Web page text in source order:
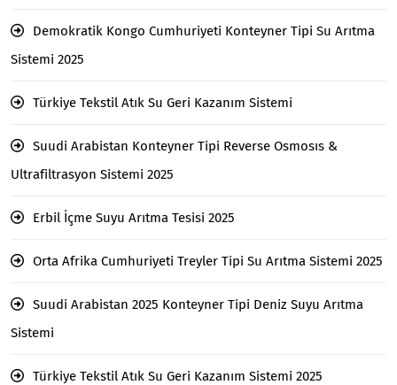
Demokratik Kongo Cumhuriyeti Konteyner Tipi Su Arıtma
Sistemi 2025
Türkiye Tekstil Atık Su Geri Kazanım Sistemi
Suudi Arabistan Konteyner Tipi Reverse Osmosıs &
Ultrafiltrasyon Sistemi 2025
Erbil İçme Suyu Arıtma Tesisi 2025
Orta Afrika Cumhuriyeti Treyler Tipi Su Arıtma Sistemi 2025
Suudi Arabistan 2025 Konteyner Tipi Deniz Suyu Arıtma
Sistemi
Türkiye Tekstil Atık Su Geri Kazanım Sistemi 2025